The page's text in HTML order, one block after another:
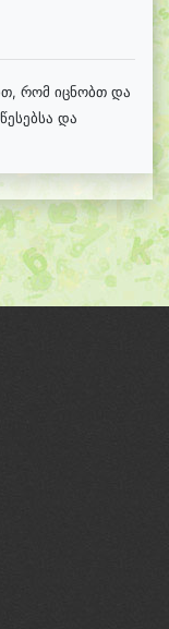
რომ იცნობთ და
და